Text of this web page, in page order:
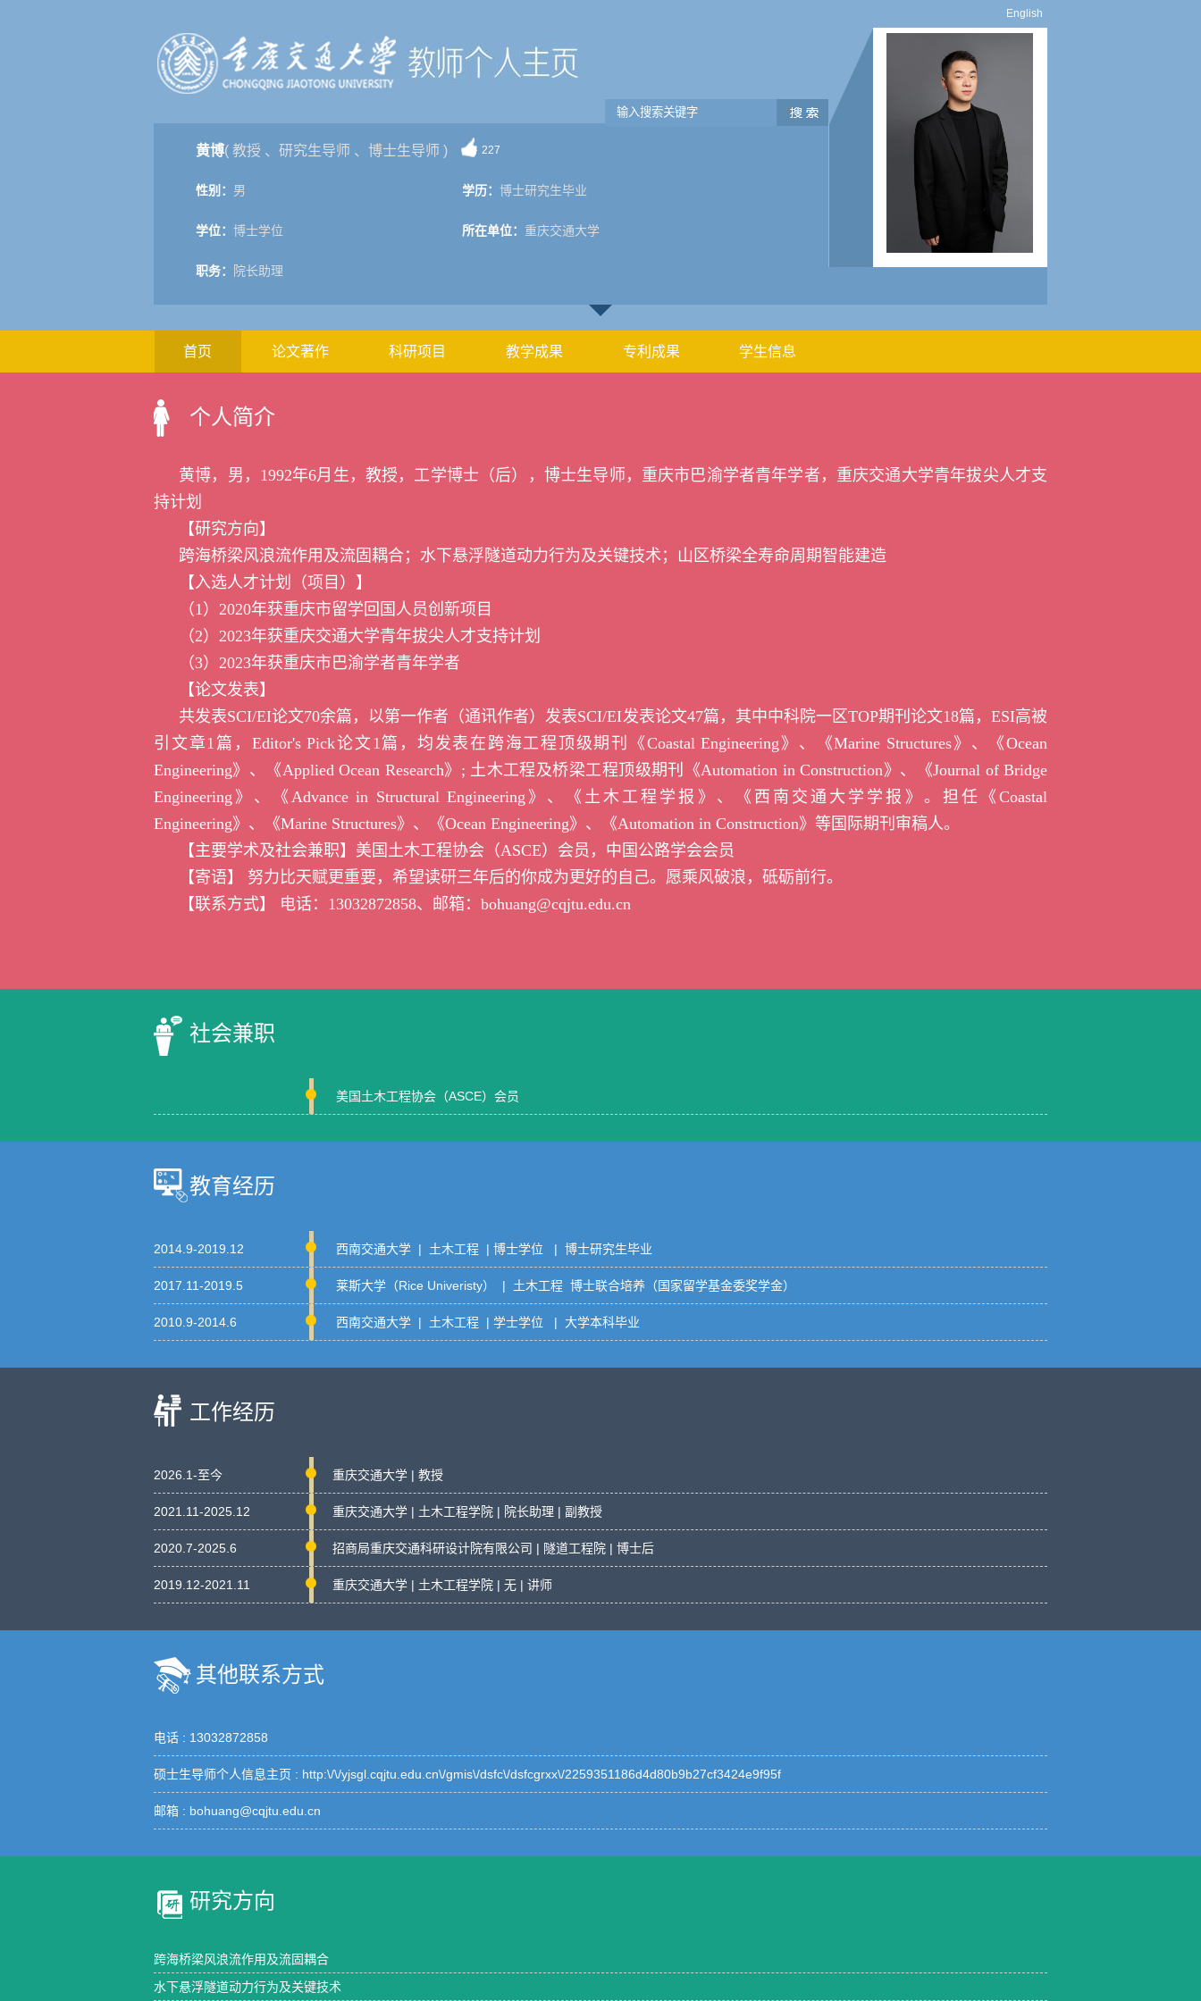
English
黄博( 教授 、研究生导师 、博士生导师 ) 227
性别： 男 学历： 博士研究生毕业
学位： 博士学位 所在单位： 重庆交通大学
职务： 院长助理
首页 论文著作 科研项目 教学成果 专利成果 学生信息
个人简介
黄博，男， 1992年6月生，教授，工学博士（后），博士生导师 ， 重庆市巴渝学者青年学者，重庆交通大学青年拔尖人才支
持计划
【研究方向】
跨海桥梁风浪流作用及流固耦合；水下悬浮隧道动力行为及关键技术；山区桥梁全寿命周期智能建造
【入选人才计划（项目）】
（1）2020年获重庆市留学回国人员创新项目
（2）2023年获重庆交通大学青年拔尖人才支持计划
（3） 2023年获重庆市巴渝学者青年学者
【论文发表】
共发表SCI/EI论文70余篇，以第一作者（通讯作者）发表SCI/EI发表论文47篇，其中中科院一区TOP期刊论文18篇， ESI高被
引文章1篇， Editor's Pick论文1篇，均发表在跨海工程顶级期刊 《Coastal Engineering》 、 《Marine Structures》 、
《Ocean
Engineering》 、 《Applied Ocean Research》; 土木工程及桥梁工程顶级期刊 《Automation in Construction》、
《Journal of Bridge
Engineering》、《Advance in Structural Engineering》 、《土木工程学报》、《西南交通大学学报》。担任 《Coastal
Engineering》 、 《Marine Structures》 、 《Ocean Engineering》 、 《Automation in Construction》 等国际期刊审稿人。
【主要学术及社会兼职】美国土木工程协会 （ASCE） 会员，中国公路学会会员
【寄语】 努力比天赋更重要，希望读研三年后的你成为更好的自己。愿乘风破浪，砥砺前行。
【联系方式】 电话： 13032872858、邮箱： bohuang@cqjtu.edu.cn
社会兼职
美国土木工程协会（ASCE）会员
教育经历
2014.9-2019.12 西南交通大学 | 土木工程 | 博士学位 | 博士研究生毕业
2017.11-2019.5 莱斯大学（Rice Univeristy） | 土木工程 博士联合培养（国家留学基金委奖学金）
2010.9-2014.6 西南交通大学 | 土木工程 | 学士学位 | 大学本科毕业
工作经历
2026.1-至今 重庆交通大学 | 教授
2021.11-2025.12 重庆交通大学 | 土木工程学院 | 院长助理 | 副教授
2020.7-2025.6 招商局重庆交通科研设计院有限公司 | 隧道工程院 | 博士后
2019.12-2021.11 重庆交通大学 | 土木工程学院 | 无 | 讲师
其他联系方式
电话 : 13032872858
硕士生导师个人信息主页 : http:\/\/yjsgl.cqjtu.edu.cn\/gmis\/dsfc\/dsfcgrxx\/2259351186d4d80b9b27cf3424e9f95f
邮箱 : bohuang@cqjtu.edu.cn
研究方向
跨海桥梁风浪流作用及流固耦合
水下悬浮隧道动力行为及关键技术